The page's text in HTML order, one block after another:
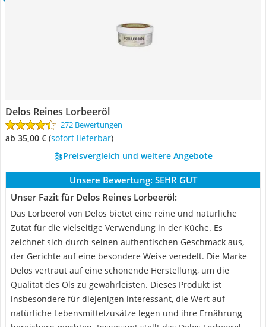
Delos Reines Lorbeeröl
272 Bewertungen
ab 35,00 € ( Sofort lieferbar)
Preisvergleich und weitere Angebote
Unsere Bewertung: SEHR GUT
Unser Fazit für Delos Reines Lorbeeröl:
Das Lorbeeröl von Delos bietet eine reine und natürliche
Zutat für die vielseitige Verwendung in der Küche. Es
zeichnet sich durch seinen authentischen Geschmack aus,
der Gerichte auf eine besondere Weise veredelt. Die Marke
Delos vertraut auf eine schonende Herstellung, um die
Qualität des Öls zu gewährleisten. Dieses Produkt ist
insbesondere für diejenigen interessant, die Wert auf
natürliche Lebensmittelzusätze legen und ihre Ernährung